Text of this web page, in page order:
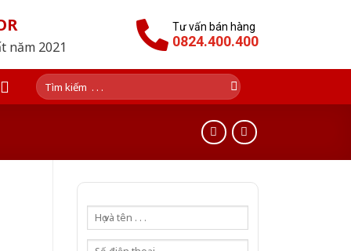
năm 2021
Tư vấn bán hàng
0824.400.400
Tìm
kiếm: